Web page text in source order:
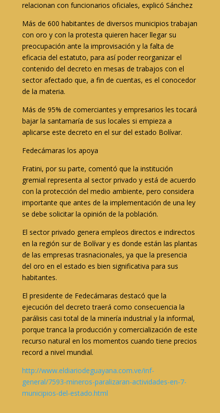
relacionan con funcionarios oficiales, explicó Sánchez
Más de 600 habitantes de diversos municipios trabajan
con oro y con la protesta quieren hacer llegar su
preocupación ante la improvisación y la falta de
eficacia del estatuto, para así poder reorganizar el
contenido del decreto en mesas de trabajos con el
sector afectado que, a fin de cuentas, es el conocedor
de la materia.
Más de 95% de comerciantes y empresarios les tocará
bajar la santamaría de sus locales si empieza a
aplicarse este decreto en el sur del estado Bolívar.
Fedecámaras los apoya
Fratini, por su parte, comentó que la institución
gremial representa al sector privado y está de acuerdo
con la protección del medio ambiente, pero considera
importante que antes de la implementación de una ley
se debe solicitar la opinión de la población.
El sector privado genera empleos directos e indirectos
en la región sur de Bolívar y es donde están las plantas
de las empresas trasnacionales, ya que la presencia
del oro en el estado es bien significativa para sus
habitantes.
El presidente de Fedecámaras destacó que la
ejecución del decreto traerá como consecuencia la
parálisis casi total de la minería industrial y la informal,
porque tranca la producción y comercialización de este
recurso natural en los momentos cuando tiene precios
record a nivel mundial.
http://www.eldiariodeguayana.com.ve/inf-
general/7593-mineros-paralizaran-actividades-en-7-
municipios-del-estado.html